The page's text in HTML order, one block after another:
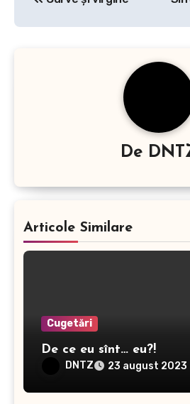
De
Articole Similare
Cugetări
De ce eu sînt… eu?!
DNTZ 23 august 2023